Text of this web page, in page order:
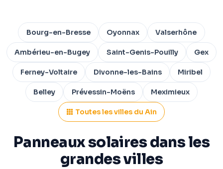
Bourg-en-Bresse Oyonnax Valserhône
Ambérieu-en-Bugey Saint-Genis-Pouilly Gex
Ferney-Voltaire Divonne-les-Bains Miribel
Belley Prévessin-Moëns Meximieux
Toutes les villes du Ain
Panneaux solaires dans les
grandes villes